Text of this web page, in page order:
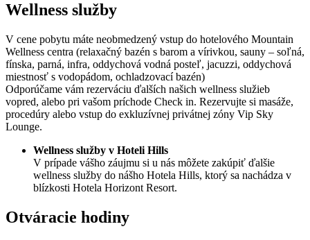
Wellness služby
V cene pobytu máte neobmedzený vstup do hotelového Mountain
Wellness centra (relaxačný bazén s barom a vírivkou, sauny – soľná,
fínska, parná, infra, oddychová vodná posteľ, jacuzzi, oddychová
miestnosť s vodopádom, ochladzovací bazén)
Odporúčame vám rezerváciu ďalších našich wellness služieb
vopred, alebo pri vašom príchode Check in. Rezervujte si masáže,
procedúry alebo vstup do exkluzívnej privátnej zóny Vip Sky
Lounge.
Wellness služby v Hoteli Hills
V prípade vášho záujmu si u nás môžete zakúpiť ďalšie
wellness služby do nášho Hotela Hills, ktorý sa nachádza v
blízkosti Hotela Horizont Resort.
Otváracie hodiny